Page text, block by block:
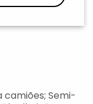
camiões; Semi-